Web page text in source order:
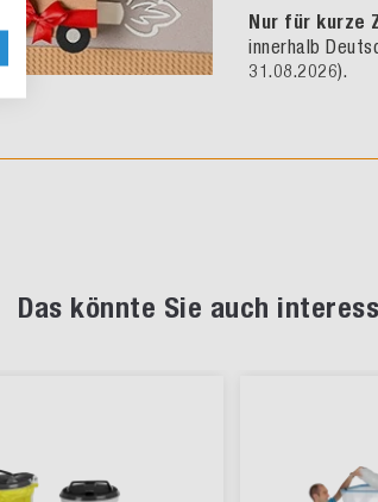
Nur für kurze
innerhalb
31.08.2026).
Das könnte Sie auch